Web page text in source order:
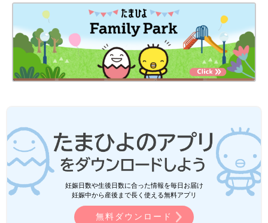
妊娠日数や生後日数に合った情報を毎日お届け
妊娠中から産後まで長く使える無料アプリ
無料ダウンロード